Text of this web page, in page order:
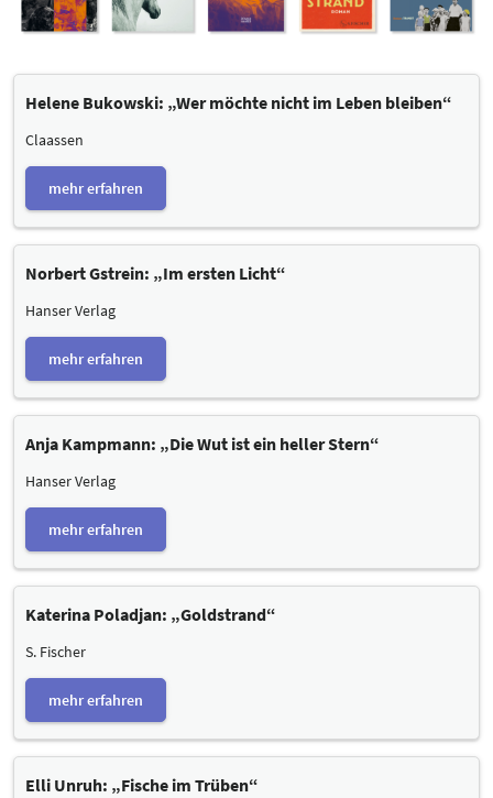
Helene Bukowski: „Wer möchte nicht im Leben bleiben“
Claassen
mehr erfahren
Norbert Gstrein: „Im ersten Licht“
Hanser Verlag
mehr erfahren
Anja Kampmann: „Die Wut ist ein heller Stern“
Hanser Verlag
mehr erfahren
Katerina Poladjan: „Goldstrand“
S. Fischer
mehr erfahren
Elli Unruh: „Fische im Trüben“